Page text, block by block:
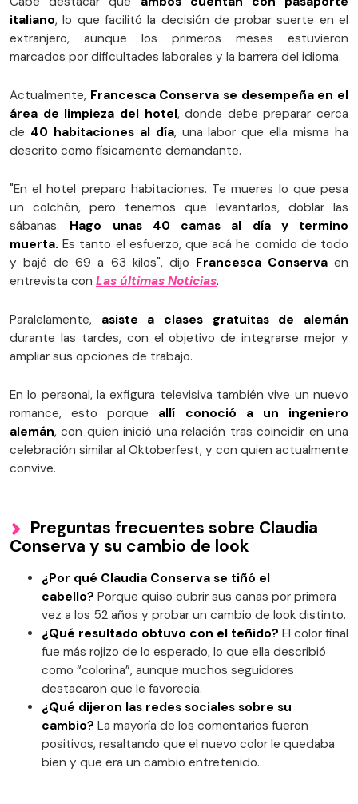
italiano, lo que facilitó la decisión de probar suerte en el
extranjero, aunque los primeros meses estuvieron
marcados por dificultades laborales y la barrera del idioma.
Actualmente, Francesca Conserva se desempeña en el
área de limpieza del hotel, donde debe preparar cerca
de 40 habitaciones al día, una labor que ella misma ha
descrito como físicamente demandante.
"En el hotel preparo habitaciones. Te mueres lo que pesa
un colchón, pero tenemos que levantarlos, doblar las
sábanas. Hago unas 40 camas al día y termino
muerta. Es tanto el esfuerzo, que acá he comido de todo
y bajé de 69 a 63 kilos", dijo Francesca Conservaen
entrevista con Las últimas Noticias.
Paralelamente, asiste a clases gratuitas de alemán
durante las tardes, con el objetivo de integrarse mejor y
ampliar sus opciones de trabajo.
En lo personal, la exfigura televisiva también vive un nuevo
romance, esto porque allí conoció a un ingeniero
alemán, con quien inició una relación tras coincidir en una
celebración similar al Oktoberfest, y con quien actualmente
convive.
Preguntas frecuentes sobre Claudia
Conserva y su cambio de look
¿Por qué Claudia Conserva se tiñó el
cabello? Porque quiso cubrir sus canas por primera
vez a los 52 años y probar un cambio de look distinto.
¿Qué resultado obtuvo con el teñido? El color final
fue más rojizo de lo esperado, lo que ella describió
como “colorina”, aunque muchos seguidores
destacaron que le favorecía.
¿Qué dijeron las redes sociales sobre su
cambio? La mayoría de los comentarios fueron
positivos, resaltando que el nuevo color le quedaba
bien y que era un cambio entretenido.